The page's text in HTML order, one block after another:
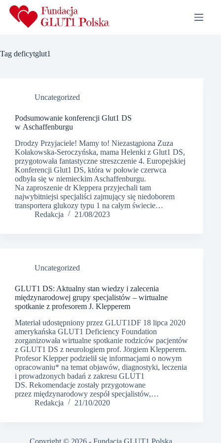
Przejdź
treści
Tag deficytglut1
Uncategorized
Podsumowanie konferencji Glut1 DS
w Aschaffenburgu
Drodzy Przyjaciele! Mamy to! Niezastąpiona Zuza
Kołakowska-Seroczyńska, mama Helenki z Glut1 DS,
przygotowała fantastyczne streszczenie 4. Europejskiej
Konferencji Glut1 DS, która w połowie czerwca
odbyła się w niemieckim Aschaffenburgu.
Na zaproszenie dr Kleppera przyjechali tam
najwybitniejsi specjaliści zajmujący się niedoborem
transportera glukozy typu 1 na całym świecie…
Redakcja
21/08/2023
Uncategorized
GLUT1 DS: Aktualny stan wiedzy i zalecenia
międzynarodowej grupy specjalistów – wirtualne
spotkanie z profesorem J. Klepperem
Materiał udostępniony przez GLUT1DF 18 lipca 2020
amerykańska GLUT1 Deficiency Foundation
zorganizowała wirtualne spotkanie rodziców pacjentów
z GLUT1 DS z neurologiem prof. Jörgiem Klepperem.
Profesor Klepper podzielił się informacjami o nowym
opracowaniu* na temat objawów, diagnostyki, leczenia
i prowadzonych badań z zakresu GLUT1
DS. Rekomendacje zostały przygotowane
przez międzynarodowy zespół specjalistów,…
Redakcja
21/10/2020
Copyright © 2026 - Fundacja GLUT1 Polska